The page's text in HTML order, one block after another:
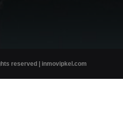
reserved | inmovipkel.com